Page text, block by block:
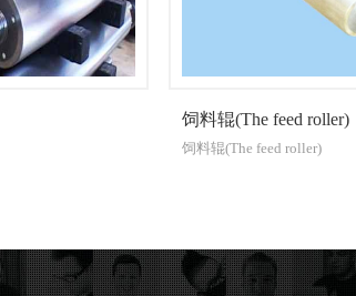
饲料辊(The feed roller)
饲料辊(The feed roller)